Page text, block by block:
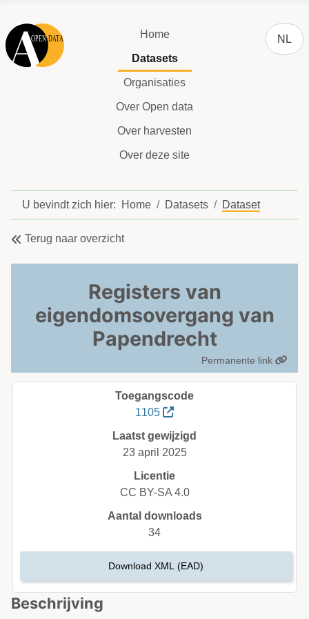
Home
Datasets
Organisaties
Over Open data
Over harvesten
Over deze site
NL
U bevindt zich hier: Home Datasets Dataset
Terug naar overzicht
Registers van
eigendomsovergang van
Papendrecht
Permanente link
Beschrijving
Toegangscode
1105
Laatst gewijzigd
23 april 2025
Licentie
CC BY-SA 4.0
Aantal downloads
34
Download XML (EAD)